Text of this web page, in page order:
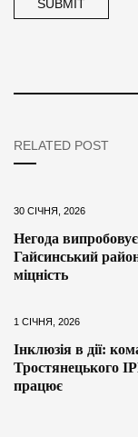
RELATED POST
30 СІЧНЯ, 2026
Негода випробовує
Гайсинський
міцність
1 СІЧНЯ, 2026
Інклюзія в дії:
Тростянецького
працює